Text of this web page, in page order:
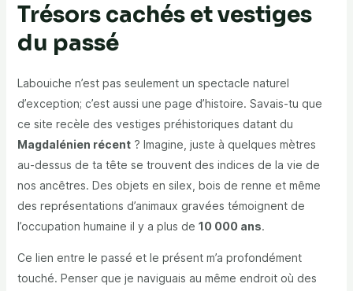
Trésors cachés et vestiges
du passé
Labouiche n’est pas seulement un spectacle naturel
d’exception; c’est aussi une page d’histoire. Savais-tu que
ce site recèle des vestiges préhistoriques datant du
Magdalénien récent? Imagine, juste à quelques mètres
au-dessus de ta tête se trouvent des indices de la vie de
nos ancêtres. Des objets en silex, bois de renne et même
des représentations d’animaux gravées témoignent de
l’occupation humaine il y a plus de 10 000 ans.
Ce lien entre le passé et le présent m’a profondément
touché. Penser que je naviguais au même endroit où des